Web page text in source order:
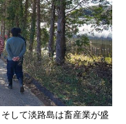
して淡路島は畜産業が盛